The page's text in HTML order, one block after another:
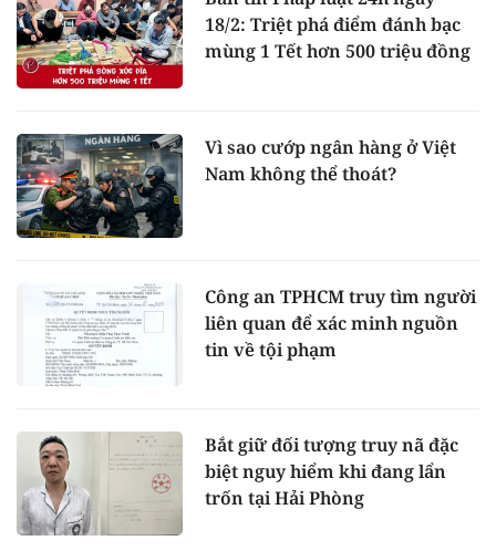
18/2: Triệt phá điểm đánh bạc
mùng 1 Tết hơn 500 triệu đồng
Vì sao cướp ngân hàng ở Việt
Nam không thể thoát?
Công an TPHCM truy tìm người
liên quan để xác minh nguồn
tin về tội phạm
Bắt giữ đối tượng truy nã đặc
biệt nguy hiểm khi đang lẩn
trốn tại Hải Phòng